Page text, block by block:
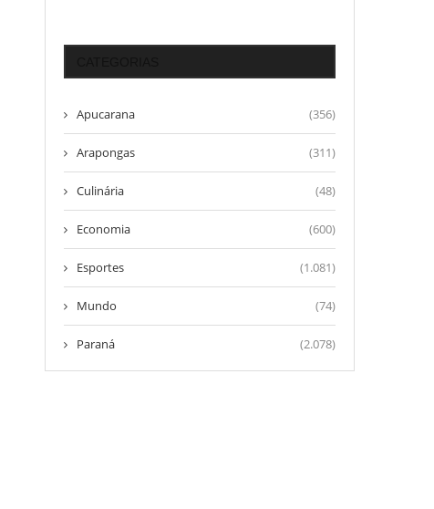
Apucarana (356)
Arapongas (311)
Culinária (48)
Economia (600)
Esportes (1.081)
Mundo (74)
Paraná (2.078)